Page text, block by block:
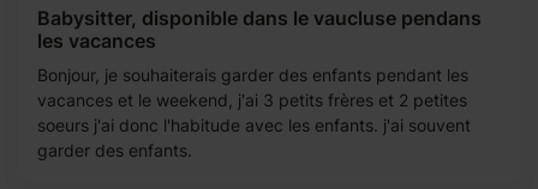
Babysitter, disponible dans le vaucluse pendans
les vacances
Bonjour, je souhaiterais garder des enfants pendant les
vacances et le weekend, j'ai 3 petits frères et 2 petites
soeurs j'ai donc l'habitude avec les enfants. j'ai souvent
garder des enfants.